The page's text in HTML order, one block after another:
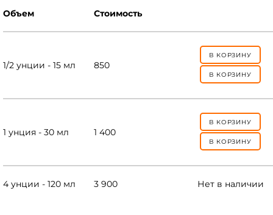
Объем Стоимость
1/2 унции - 15 мл 850
В КОРЗИНУ
В КОРЗИНУ
1 унция - 30 мл 1 400
В КОРЗИНУ
В КОРЗИНУ
4 унции - 120 мл 3 900 Нет в наличии